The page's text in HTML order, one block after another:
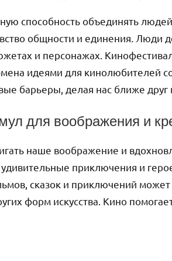
способность объединять
общности и единения. Люди
и персонажах.
идеями для кинолюбителей
барьеры, делая нас ближе друг
для воображения и
наше воображение и
приключения и
сказок и приключений
форм искусства. Кино